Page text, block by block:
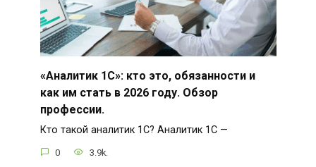
«Аналитик 1С»: кто это, обязанности и
как им стать в 2026 году. Обзор
профессии.
Кто такой аналитик 1С? Аналитик 1С —
0 3.9k.